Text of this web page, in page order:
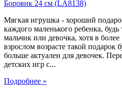
Мягкая игрушка - хороший
каждого маленького ребенка, будь
мальчик или девочка, хотя в более
взрослом возрасте такой подарок
больше актуален для девочек.
детских игр с...
Подробнее »